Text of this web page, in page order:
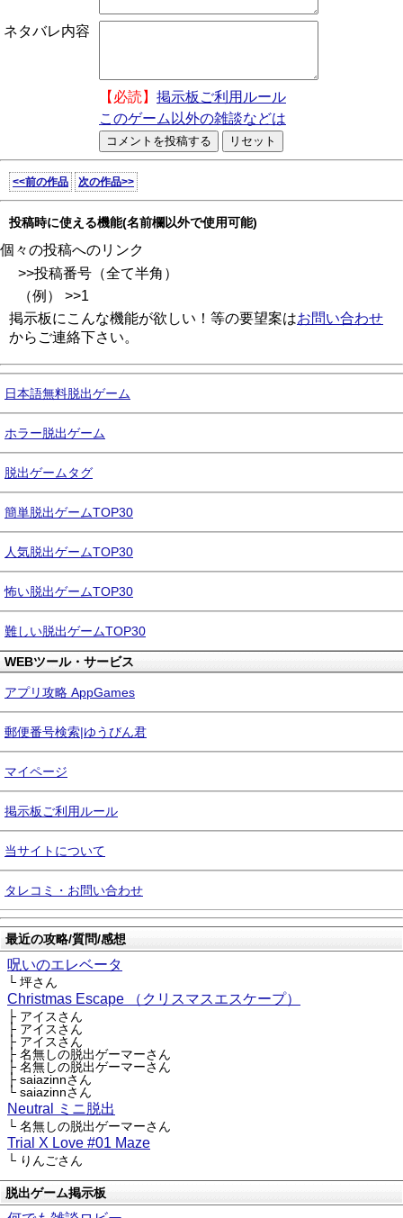
ネタバレ内容
【必読】 掲示板ご利用ルール
このゲーム以外の雑談などは
<<前の作品 次の作品>>
投稿時に使える機能(名前欄以外で使用可能)
個々の投稿へのリンク
>>投稿番号（全て半角）
（例） >>1
掲示板にこんな機能が欲しい！等の要望案はお問い合わせ
からご連絡下さい。
日本語無料脱出ゲーム
ホラー脱出ゲーム
脱出ゲームタグ
簡単脱出ゲームTOP30
人気脱出ゲームTOP30
怖い脱出ゲームTOP30
難しい脱出ゲームTOP30
WEBツール・サービス
アプリ攻略 AppGames
郵便番号検索|ゆうびん君
マイページ
掲示板ご利用ルール
当サイトについて
タレコミ・お問い合わせ
最近の攻略/質問/感想
呪いのエレベータ
└ 坪さん
Christmas Escape （クリスマスエスケープ）
├ アイスさん
├ アイスさん
├ アイスさん
├ 名無しの脱出ゲーマーさん
├ 名無しの脱出ゲーマーさん
├ saiazinnさん
└ saiazinnさん
Neutral ミニ脱出
└ 名無しの脱出ゲーマーさん
Trial X Love #01 Maze
└ りんごさん
脱出ゲーム掲示板